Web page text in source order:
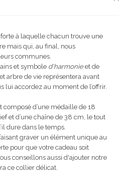
forte à laquelle chacun trouve une
mais qui, au final, nous
communes.
et symbole d'harmonieet de
arbre de vie représentera avant
lui accordez au moment de l’offrir.
composé d’une médaille de 18
et d’une chaîne de 38 cm, le tout
dure dans le temps.
graver un élément unique au
pour que votre cadeau soit
conseillons aussi d'ajouter notre
ce collier délicat.